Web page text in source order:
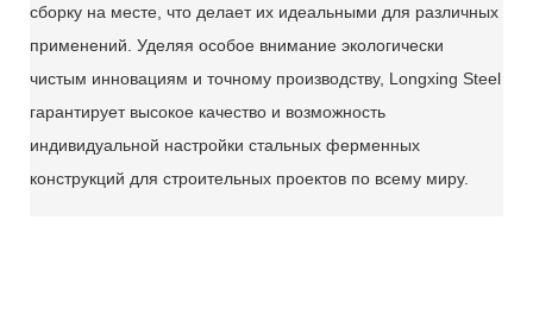
сборку на месте, что делает их идеальными для различных
применений. Уделяя особое внимание экологически
чистым инновациям и точному производству, Longxing Steel
гарантирует высокое качество и возможность
индивидуальной настройки стальных ферменных
конструкций для строительных проектов по всему миру.